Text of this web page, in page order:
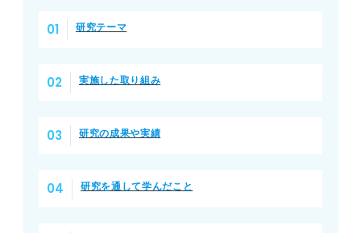
研究テーマ
実施した取り組み
研究の成果や実績
研究を通して学んだこと